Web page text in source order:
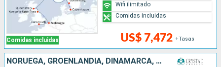
Comidas incluidas US$ 7,472 +Tasas
Wifi ilimitado
Comidas incluidas
NORUEGA, GROENLANDIA, DINAMARCA, REINO UNIDO, ISLANDIA